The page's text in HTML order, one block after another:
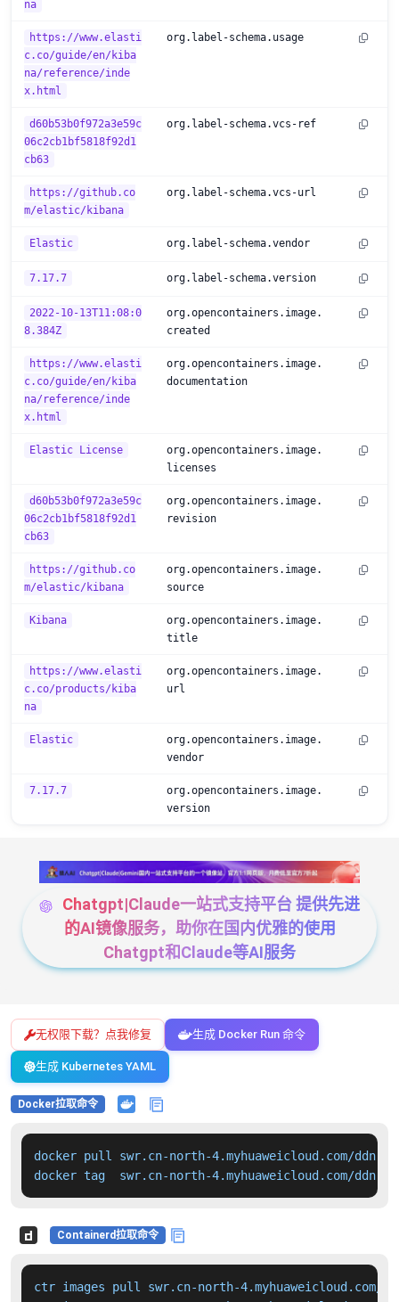
na
https://www.elasti
c.co/guide/en/kiba
na/reference/inde
x.html
org.label-schema.usage
d60b53b0f972a3e59c
06c2cb1bf5818f92d1
cb63
org.label-schema.vcs-ref
https://github.co
m/elastic/kibana
org.label-schema.vcs-url
Elastic org.label-schema.vendor
7.17.7 org.label-schema.version
2022-10-13T11:08:0
8.384Z
org.opencontainers.image.
created
https://www.elasti
c.co/guide/en/kiba
na/reference/inde
x.html
org.opencontainers.image.
documentation
Elastic License
org.opencontainers.image.
licenses
d60b53b0f972a3e59c
06c2cb1bf5818f92d1
cb63
org.opencontainers.image.
revision
https://github.co
m/elastic/kibana
org.opencontainers.image.
source
Kibana
org.opencontainers.image.
title
https://www.elasti
c.co/products/kiba
na
org.opencontainers.image.
url
Elastic
org.opencontainers.image.
vendor
7.17.7
org.opencontainers.image.
version
Chatgpt|Claude一站式支持平台 提供先进
的AI镜像服务，助你在国内优雅的使用
Chatgpt和Claude等AI服务
无权限下载？点我修复 生成 Docker Run 命令
生成 Kubernetes YAML
Docker拉取命令
docker pull swr.cn-north-4.myhuaweicloud.com/
docker tag  swr.cn-north-4.myhuaweicloud.com/
Containerd拉取命令
ctr images pull swr.cn-north-4.myhuaweicloud.com/